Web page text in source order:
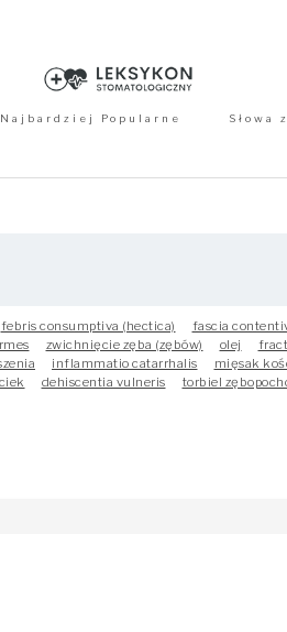
Najbardziej Popularne Słowa
febris consumptiva (hectica) fascia
zwichnięcie zęba (zębów) olej
inflammatio catarrhalis mięsak
dehiscentia vulneris torbiel